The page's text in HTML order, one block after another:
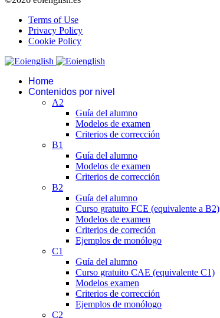
Terms of Use
Privacy Policy
Cookie Policy
Home
Contenidos por nivel
A2
Guía del alumno
Modelos de examen
Criterios de corrección
B1
Guía del alumno
Modelos de examen
Criterios de corrección
B2
Guía del alumno
Curso gratuito FCE (equivalente a B2)
Modelos de examen
Criterios de correción
Ejemplos de monólogo
C1
Guía del alumno
Curso gratuito CAE (equivalente C1)
Modelos examen
Criterios de corrección
Ejemplos de monólogo
C2